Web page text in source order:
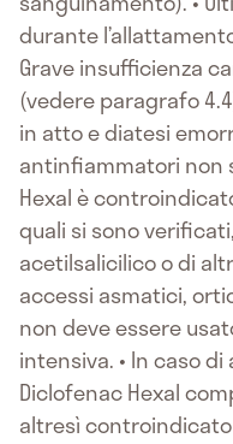
durante
Grave insufficienza
(vedere paragrafo
in atto e diatesi
antinfiammatori non
Hexal è
quali si sono
acetilsalicilico o di
accessi asmatici,
non deve essere
intensiva. • In caso di
Diclofenac Hexal
altresì